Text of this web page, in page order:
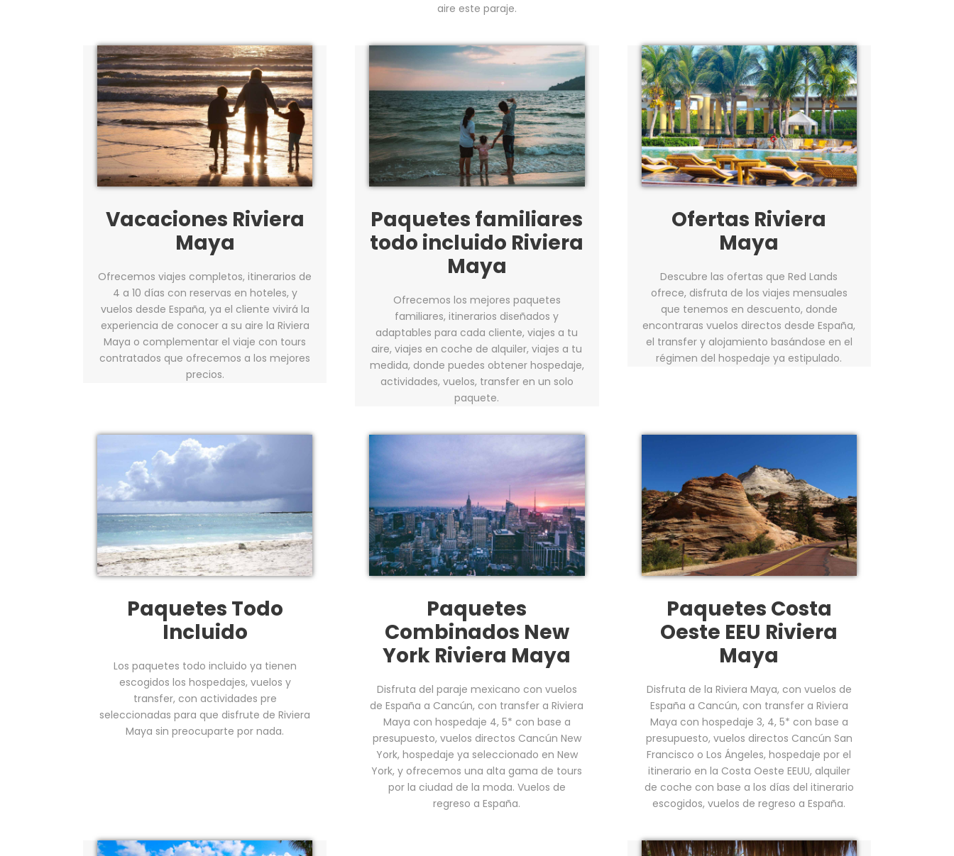
aire este paraje.
Vacaciones Riviera
Maya
Ofrecemos viajes completos, itinerarios de
4 a 10 días con reservas en hoteles, y
vuelos desde España, ya el cliente vivirá la
experiencia de conocer a su aire la Riviera
Maya o complementar el viaje con tours
contratados que ofrecemos a los mejores
precios.
Paquetes familiares
todo incluido Riviera
Maya
Ofrecemos los mejores paquetes
familiares, itinerarios diseñados y
adaptables para cada cliente, viajes a tu
aire, viajes en coche de alquiler, viajes a tu
medida, donde puedes obtener hospedaje,
actividades, vuelos, transfer en un solo
paquete.
Ofertas Riviera
Maya
Descubre las ofertas que Red Lands
ofrece, disfruta de los viajes mensuales
que tenemos en descuento, donde
encontraras vuelos directos desde España,
el transfer y alojamiento basándose en el
régimen del hospedaje ya estipulado.
Paquetes Todo
Incluido
Los paquetes todo incluido ya tienen
escogidos los hospedajes, vuelos y
transfer, con actividades pre
seleccionadas para que disfrute de Riviera
Maya sin preocuparte por nada.
Paquetes
Combinados New
York Riviera Maya
Disfruta del paraje mexicano con vuelos
de España a Cancún, con transfer a Riviera
Maya con hospedaje 4, 5* con base a
presupuesto, vuelos directos Cancún New
York, hospedaje ya seleccionado en New
York, y ofrecemos una alta gama de tours
por la ciudad de la moda. Vuelos de
regreso a España.
Paquetes Costa
Oeste EEU Riviera
Maya
Disfruta de la Riviera Maya, con vuelos de
España a Cancún, con transfer a Riviera
Maya con hospedaje 3, 4, 5* con base a
presupuesto, vuelos directos Cancún San
Francisco o Los Ángeles, hospedaje por el
itinerario en la Costa Oeste EEUU, alquiler
de coche con base a los días del itinerario
escogidos, vuelos de regreso a España.